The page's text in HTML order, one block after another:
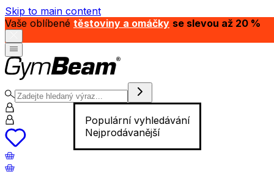
Skip to main content
Vaše oblíbené těstoviny a omáčky se slevou až 20 %
Populární vyhledávání
Nejprodávanější